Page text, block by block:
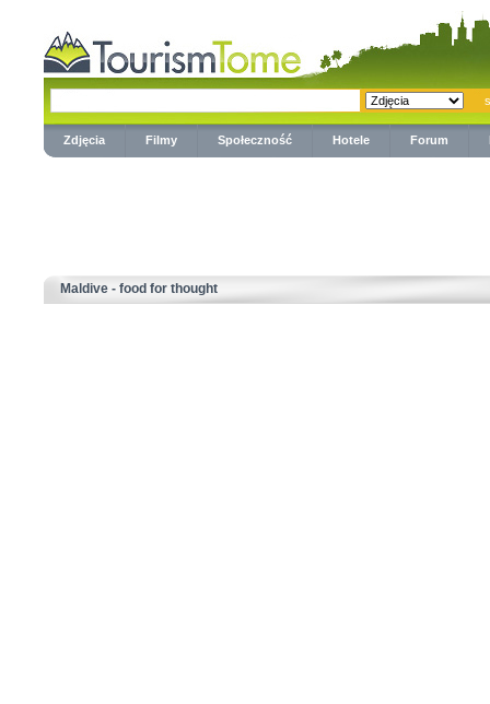
Zdjęcia Filmy Społeczność Hotele Forum
Maldive - food for thought